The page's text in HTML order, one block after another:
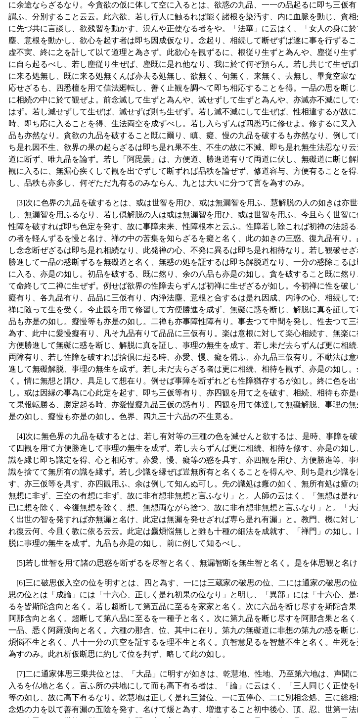
に余途ならざるなり。今貪欲の仮に体して空に入るとは、欲惑の九品、一一の品起るに即ち三仮
謂ふ、分別すること云云。此六欲、若し行人に触るれば能く諸根を染汚す、内に血脈を動じ、貪
に先づ共に言談し、欲残習を動かす、況んや正使なる者をや。「法華」に云はく、「女人の身に
塵、意根を動かし、欲心を起す者は即ち因成仮なり。念起り、相続して断ぜずば遂に事を行ずる
虚不実、終に之を計して以て道理と為さず。此欲心を観ずるに、根従り生ずと為んや、塵従り
に自ら起るべし。若し塵従り生ぜば、塵既に是れ他なり、我に於て何ぞ預らん。若し共じて生ぜ
に来る処無し、既に来る処無くんば亦去る処無し、欲無く、句無く、来無く、去無し、畢竟空寂
応せざるも、四悉檀を用て信法廻転し、善く止観を調へて即ち相応することを得。一品の思を断
に相続の中に於て観ぜよ。前念滅して生ずと為んや、滅せずして生ずと為んや、亦滅亦不滅にし
はず。若し滅せずして生ぜば、滅せずば則ち生ぜず。若し滅不滅にして生ぜば、性相違するが故
時、即ち応に入ることを得、生法両空を成ずべし。若し入らずんば四悉巧に修せよ。修するに又
品も亦然なり。貪欲の九品を破すること既に爾り、瞋、癡、慢の九品を破するも亦然なり、例し
ち是れ因不生、欲界の果の起らざるは即ち是れ果不生、不生の故に不滅、即ち是れ無生法忍なり
道に断ず、唯九品を論ず。若し「阿毘曇」は、方便道、勝進道有りて両道に伏し、無礙道に断じ
観に入るに、無漏心疾くして観を出でずして断ずれば品秩を論ぜず、修道容与、方便有ることを
し、品秩も亦多し、何ぞただ九有るのみならん、九とは大いに分つて言を為すのみ。
[3]次に色界の九品を破するとは、或は世智を用ひ、或は無漏智を用ふ、慧解脱の人の如きは亦
し、無漏智を用ふるなり、若し倶解脱の人は或は無漏智を用ひ、或は世智を用ふ、今且らく世
性障を破すれば即ち色定を発す、故に事障未来、性障根本と云ふ。性障若し除これば初禅の法起
の者を軽んずるを慢と名け、禅の中の苦集を知らざるを癡と名く、此の如きの三惑、復九品有り
し念念断ぜざるは即ち是れ相続なり、此発禅の心、不発に異るは即ち是れ相待なり。若し観破
勝進して一品の惑断ずるを無礙道と名く、無惑の処を証するは即ち解脱道なり、一分の惑除こる
に入る、亦是の如し。初品を破する、既に然り、余の八品も亦是の如し。貪を破すること既に然
て命終して二禅に生ぜず。例せば欲界の性障去らずんば初禅に生ぜざるが如し。今初禅に性を破
癡有り、各九品有り、品品に三仮有り、内浄法塵、意根と合するは是れ因成、内浄の心、相続し
禅に随って生を受く。今止観を用て修習して方便勝進を成ず、無礙に惑を断じ、解脱に真を証し
品も亦是の如し。癡慢等も亦是の如し。二禅も亦事障性障有り。事去つて中間を発し、性去つて
為す、此中に愛慢癡有り、凡そ九品有りて品品に三仮有り。楽は意根に対して楽心相続す、無楽
方便勝進して無礙に惑を断じ、解脱に真を証し、事理の無生を成す。若し未だ去らずんば更に相
両障有り、若し性障を破すれば捨倶に起る時、亦愛、慢、癡を備ふ、亦九品三仮有り。不動法は
進して無礙解脱、事理の無生を成ず。若し未だ去らざる者は更に相続、相待を観ず、亦是の如し
く。情に無想と謂ひ、具足して想在り。例せば事障を断ずれども性障猶存するが如し。終に色
し。或は因縁の事為に心此定を起す、即ち三仮等有り、亦四観を用て之を破す、相続、相待も
て果報転勝る、勝定起る時、亦愛慢癡九品三仮の惑有り、四観を用て体達して無礙解脱、事理の
是の如し、癡慢も亦是の如し。色界、四九三十六品の不生竟る。
[4]次に無色界の九品を破するとは、若し有対等の三種の色を滅せんと欲するは、是時、事障を
て四観を用て方便勝進して事理の無生を成ず。若し去らずんば更に相続、相待を修す、亦是の如
識を縁じ即ち識定を得、心と相応す。亦愛、慢、癡等の惑を具す、亦四観を用ひ、方便勝進等、
識を捨てて無所有の識を縁ず。若し少識を縁ぜば豈無所有と名くることを得んや、則ち是れ少識
す、亦三仮等を具す、亦四観用ふ、余は例して知んぬ可し。先の識処は癰の如く、無所有処は瘡
無想に非ず、三空の有想に非ず、故に非有想非無想と言ふなり」と。人師の云はく、「無想は是
已に想を除く、今復無想を除く、想、無想両ながら捨つ、故に非有想非無想と言ふなり」と。「
く出世の智を発すれば亦無漏と名け、此定は無漏を発せざれば専ら是れ有漏」と。教門、機に
れ復云何、今且く教に依る云云。此定は麤煩悩無しと雖も十種の細法を成就す、「禅門」の如し
脱に事理の無生を成ず。九品も亦是の如し、前に例して知るべし。
[5]若し世智を用て諸の思惑を断ずるを尽智と名く、無漏智断を無生智と名く。是を体思観と名
[6]三に破思仮入空の位を明すとは、四と為す、一には三蔵家の破思の位、二には通家の破思の
思の位とは「成論」には「十六心、正しく是れ初果の位なり」と明し、「異部」には「十六心、
るを皆斯陀含向と名く。若し超断して第五品に至るを家家と名く。次に六品を断じ尽すを斯陀
阿那含向と名く。超断して第八品に至るを一種子と名く。次に第九品を断じ尽すを阿那含果と
一品、悉く阿羅漢向と名く。六種の那含、位、其中に在り。第九の無礙道に非想の第九の惑を断
煩悩不生と名く。八十一分の真空を証するを理不生と名く。真智慧足るを智慧不生と名く。生死
為すのみ。此れ析仮断思に約して位を判ず、略して此の如し。
[7]二に通家体思三乗共位とは、「大品」に明すが如きは、乾慧地、性地、乃至第六地は、声聞
入るを仏地と名く。言ふ所の共地にして而も高下有る者は、「論」に云はく、「三人同じく正
等の如し、故に高下有るなり。乾慧地は正しく是れ三賢位、一に五停心、二に別相念処、三に総
念処の力を以て善有漏の五陰を発す、名けて煖と為す、増進すること初中後心、頂、忍、世第一